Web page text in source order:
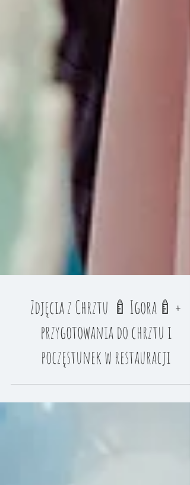
Zdjęcia z Chrztu 🍼Igora🍼+
przygotowania do chrztu i
poczęstunek w restauracji